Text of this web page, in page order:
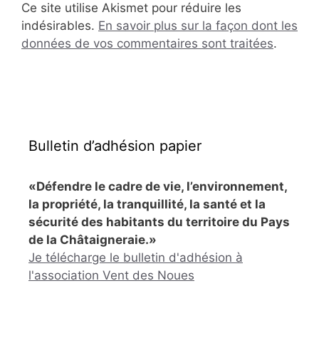
Ce site utilise Akismet pour réduire les
indésirables. En savoir plus sur la façon dont les
données de vos commentaires sont traitées.
Bulletin d’adhésion papier
«Défendre le cadre de vie, l’environnement,
la propriété, la tranquillité, la santé et la
sécurité des habitants du territoire du Pays
de la Châtaigneraie.»
Je télécharge le bulletin d'adhésion à
l'association Vent des Noues